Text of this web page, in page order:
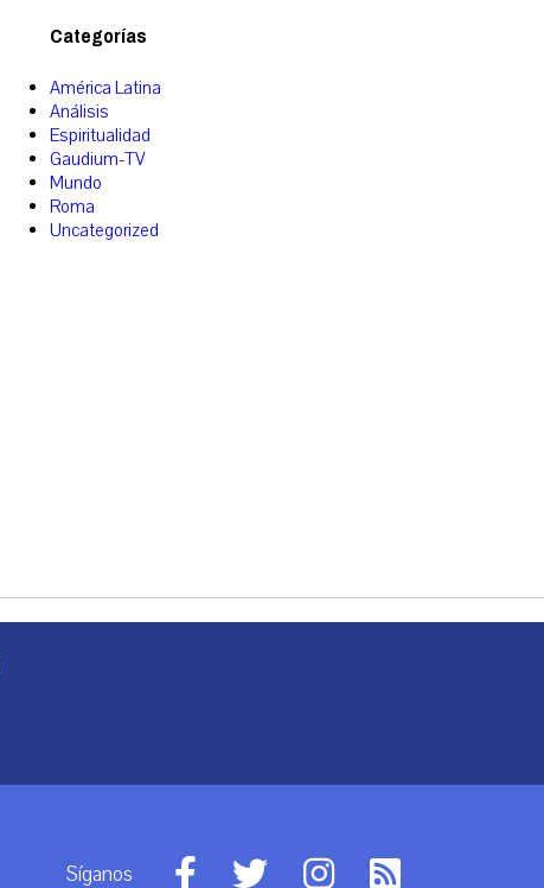
Categorías
América Latina
Análisis
Espiritualidad
Gaudium-TV
Mundo
Roma
Uncategorized
Síganos